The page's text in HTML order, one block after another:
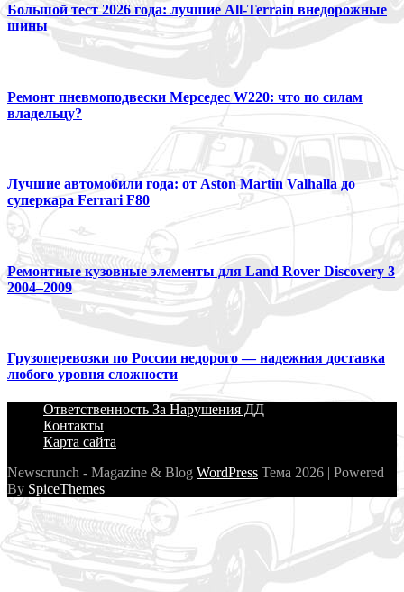
Большой тест 2026 года: лучшие All-Terrain внедорожные
шины
Ремонт пневмоподвески Мерседес W220: что по силам
владельцу?
Лучшие автомобили года: от Aston Martin Valhalla до
суперкара Ferrari F80
Ремонтные кузовные элементы для Land Rover Discovery 3
2004–2009
Грузоперевозки по России недорого — надежная доставка
любого уровня сложности
Ответственность За Нарушения ДД
Контакты
Карта сайта
Newscrunch - Magazine & Blog WordPress Тема 2026 | Powered
By SpiceThemes